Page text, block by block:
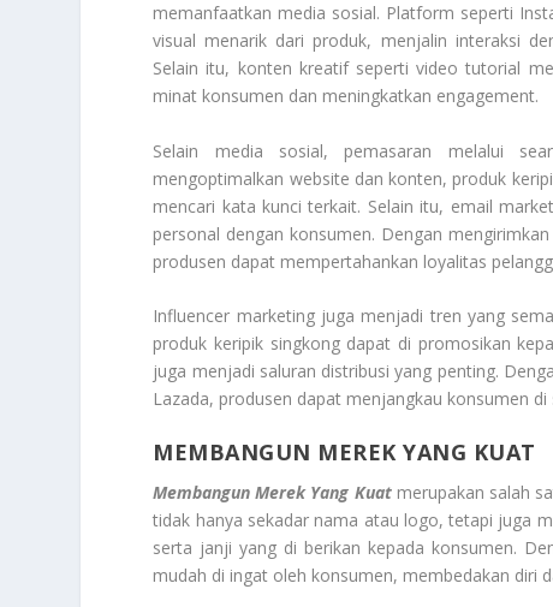
memanfaatkan media sosial. Platform seperti
visual menarik dari produk, menjalin interaksi
Selain itu, konten kreatif seperti video tutorial
minat konsumen dan meningkatkan engagement.
Selain media sosial, pemasaran melalui
mengoptimalkan website dan konten, produk
mencari kata kunci terkait. Selain itu, email
personal dengan konsumen. Dengan
produsen dapat mempertahankan loyalitas
Influencer marketing juga menjadi tren yang
produk keripik singkong dapat di promosikan
juga menjadi saluran distribusi yang penting.
Lazada, produsen dapat menjangkau konsumen
MEMBANGUN MEREK YANG KUAT
Membangun Merek Yang Kuatmerupakan salah
tidak hanya sekadar nama atau logo, tetapi juga
serta janji yang di berikan kepada konsumen.
mudah di ingat oleh konsumen, membedakan diri